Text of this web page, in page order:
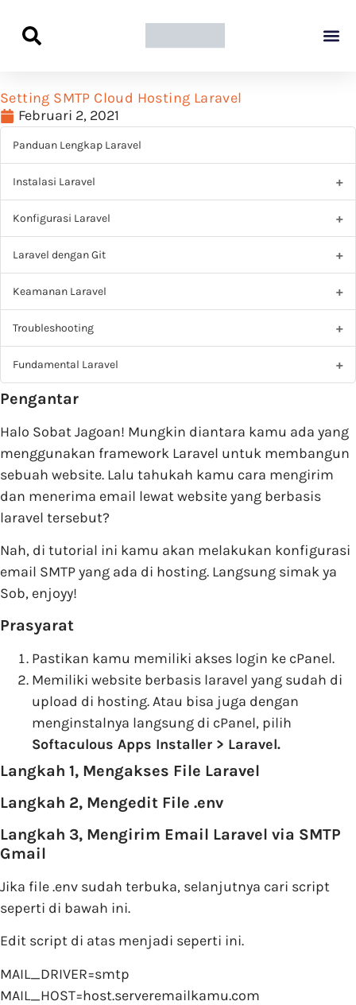
Setting SMTP Cloud Hosting Laravel
Februari 2, 2021
Panduan Lengkap Laravel
Instalasi Laravel
Konfigurasi Laravel
Laravel dengan Git
Keamanan Laravel
Troubleshooting
Fundamental Laravel
Pengantar
Halo Sobat Jagoan! Mungkin diantara kamu ada yang
menggunakan framework Laravel untuk membangun
sebuah website. Lalu tahukah kamu cara mengirim
dan menerima email lewat website yang berbasis
laravel tersebut?
Nah, di tutorial ini kamu akan melakukan konfigurasi
email SMTP yang ada di hosting. Langsung simak ya
Sob, enjoyy!
Prasyarat
Pastikan kamu memiliki akses login ke cPanel.
Memiliki website berbasis laravel yang sudah di
upload di hosting. Atau bisa juga dengan
menginstalnya langsung di cPanel, pilih
Softaculous Apps Installer > Laravel.
Langkah 1, Mengakses File Laravel
Langkah 2, Mengedit File .env
Langkah 3, Mengirim Email Laravel via SMTP
Gmail
Jika file .env sudah terbuka, selanjutnya cari script
seperti di bawah ini.
Edit script di atas menjadi seperti ini.
MAIL_DRIVER=smtp
MAIL_HOST=host.serveremailkamu.com